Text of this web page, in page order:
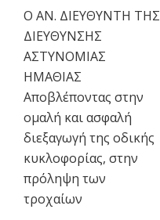
Ο ΑΝ. ΔΙΕΥΘΥΝΤΗ ΤΗΣ
ΔΙΕΥΘΥΝΣΗΣ
ΑΣΤΥΝΟΜΙΑΣ
ΗΜΑΘΙΑΣ
Αποβλέποντας στην
ομαλή και ασφαλή
διεξαγωγή της οδικής
κυκλοφορίας, στην
πρόληψη των
τροχαίων